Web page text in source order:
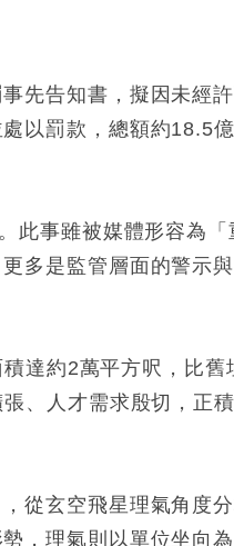
先告知書，擬因未經
以罰款，總額約18.5
此事雖被媒體形容為「
多是監管層面的警示
達約2萬平方呎，比舊
、人才需求殷切，正
從玄空飛星理氣角度
，理氣則以單位坐向為